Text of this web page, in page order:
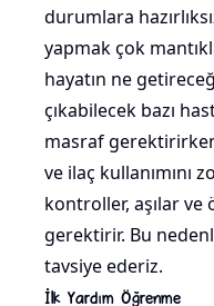
durumlara
yapmak çok
hayatın ne
çıkabilecek bazı
masraf
ve ilaç kullanımını
kontroller, aşılar ve
gerektirir. Bu
tavsiye ederiz.
İlk Yardım Öğrenme